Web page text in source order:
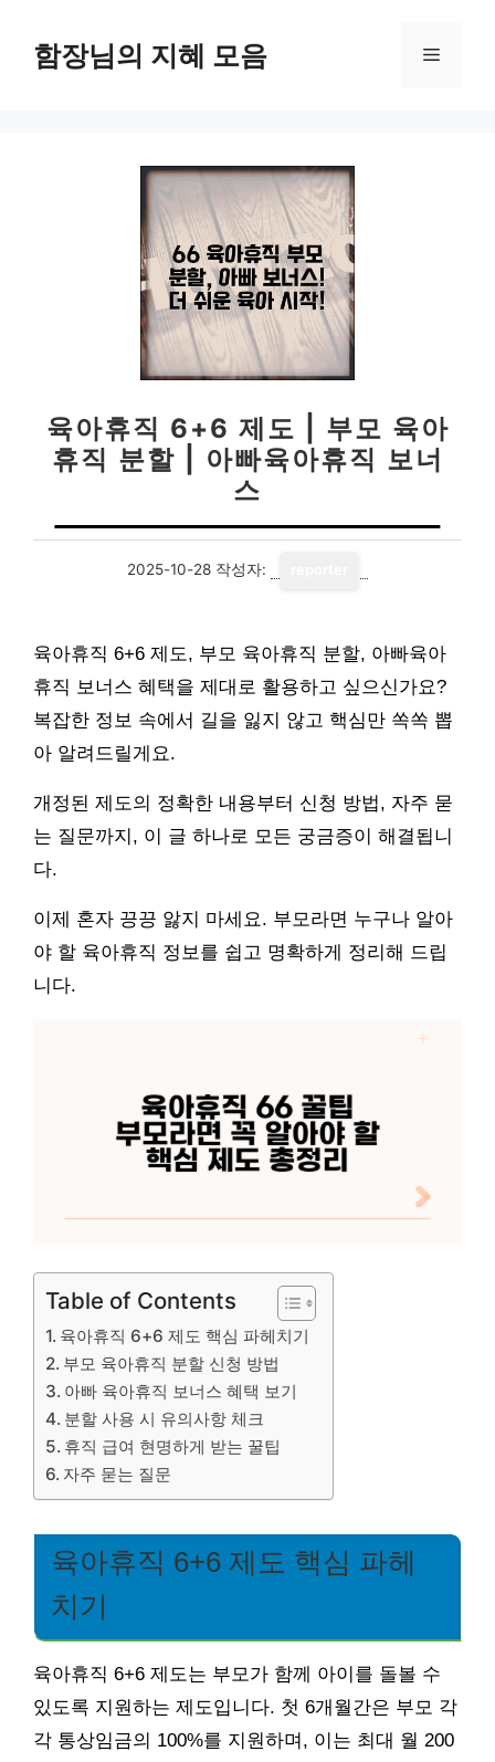
함장님의 지혜 모음 메
육아휴직 6+6 제도 | 부모 육아
휴직 분할 | 아빠육아휴직 보너
스
2025-10-28 작성자:
육아휴직 6+6 제도, 부모 육아휴직 분할, 아빠육아
휴직 보너스 혜택을 제대로 활용하고 싶으신가요?
복잡한 정보 속에서 길을 잃지 않고 핵심만 쏙쏙 뽑
아 알려드릴게요.
개정된 제도의 정확한 내용부터 신청 방법, 자주 묻
는 질문까지, 이 글 하나로 모든 궁금증이 해결됩니
다.
이제 혼자 끙끙 앓지 마세요. 부모라면 누구나 알아
야 할 육아휴직 정보를 쉽고 명확하게 정리해 드립
니다.
Table of Contents
육아휴직 6+6 제도 핵심 파헤치기
부모 육아휴직 분할 신청 방법
아빠 육아휴직 보너스 혜택 보기
분할 사용 시 유의사항 체크
휴직 급여 현명하게 받는 꿀팁
자주 묻는 질문
육아휴직 6+6 제도 핵심 파헤
치기
육아휴직 6+6 제도는 부모가 함께 아이를 돌볼 수
있도록 지원하는 제도입니다. 첫 6개월간은 부모 각
각 통상임금의 100%를 지원하며, 이는 최대 월 200